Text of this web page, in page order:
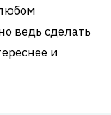
ведь сделать
и